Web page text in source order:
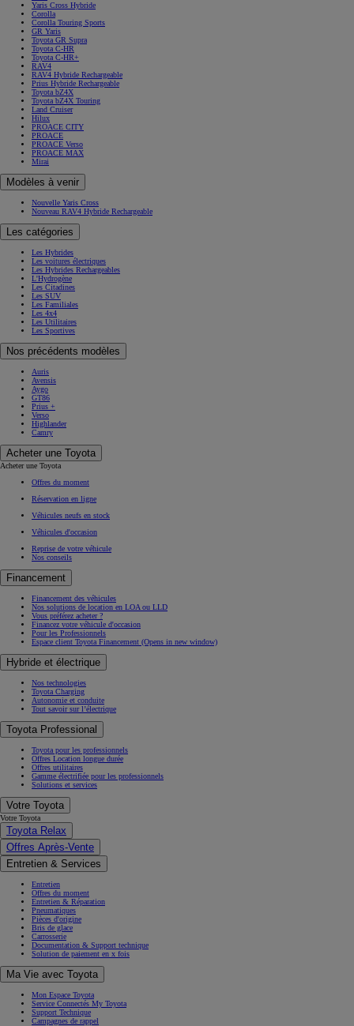
Yaris Cross Hybride
Corolla
Corolla Touring Sports
GR Yaris
Toyota GR Supra
Toyota C-HR
Toyota C-HR+
RAV4
RAV4 Hybride Rechargeable
Prius Hybride Rechargeable
Toyota bZ4X
Toyota bZ4X Touring
Land Cruiser
Hilux
PROACE CITY
PROACE
PROACE Verso
PROACE MAX
Mirai
Modèles à venir
Nouvelle Yaris Cross
Nouveau RAV4 Hybride Rechargeable
Les catégories
Les Hybrides
Les voitures électriques
Les Hybrides Rechargeables
L'Hydrogène
Les Citadines
Les SUV
Les Familiales
Les 4x4
Les Utilitaires
Les Sportives
Nos précédents modèles
Auris
Avensis
Aygo
GT86
Prius +
Verso
Highlander
Camry
Acheter une Toyota
Acheter une Toyota
Offres du moment
Réservation en ligne
Véhicules neufs en stock
Véhicules d'occasion
Reprise de votre véhicule
Nos conseils
Financement
Financement des véhicules
Nos solutions de location en LOA ou LLD
Vous préférez acheter ?
Financez votre véhicule d'occasion
Pour les Professionnels
Espace client Toyota Financement (Opens in new window)
Hybride et électrique
Nos technologies
Toyota Charging
Autonomie et conduite
Tout savoir sur l’électrique
Toyota Professional
Toyota pour les professionnels
Offres Location longue durée
Offres utilitaires
Gamme électrifiée pour les professionnels
Solutions et services
Votre Toyota
Votre Toyota
Toyota Relax
Offres Après-Vente
Entretien & Services
Entretien
Offres du moment
Entretien & Réparation
Pneumatiques
Pièces d'origine
Bris de glace
Carrosserie
Documentation & Support technique
Solution de paiement en x fois
Ma Vie avec Toyota
Mon Espace Toyota
Service Connectés My Toyota
Support Technique
Campagnes de rappel